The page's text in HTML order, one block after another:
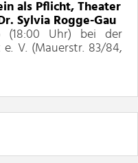
als Pflicht, Theater
Sylvia Rogge-Gau
(18:00 Uhr) bei der
e. V. (Mauerstr. 83/84,